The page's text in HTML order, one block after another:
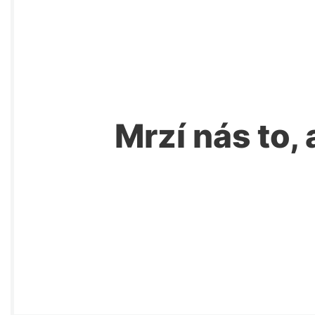
Mrzí nás to,